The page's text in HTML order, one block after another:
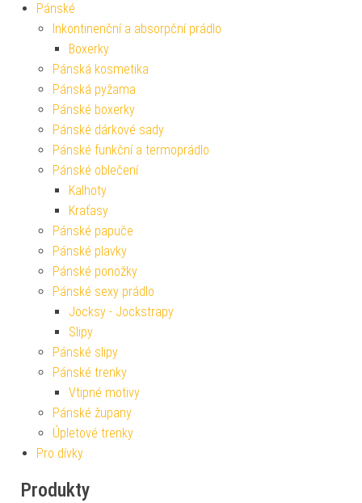
Pánské
Inkontinenční a absorpční prádlo
Boxerky
Pánská kosmetika
Pánská pyžama
Pánské boxerky
Pánské dárkové sady
Pánské funkční a termoprádlo
Pánské oblečení
Kalhoty
Kraťasy
Pánské papuče
Pánské plavky
Pánské ponožky
Pánské sexy prádlo
Jocksy - Jockstrapy
Slipy
Pánské slipy
Pánské trenky
Vtipné motivy
Pánské župany
Úpletové trenky
Pro dívky
Produkty